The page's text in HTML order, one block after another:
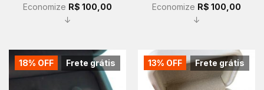
Economize R$ 100,00
↓
Economize R$ 100,00
↓
Frete grátis
18% OFF Frete grátis
13% OFF